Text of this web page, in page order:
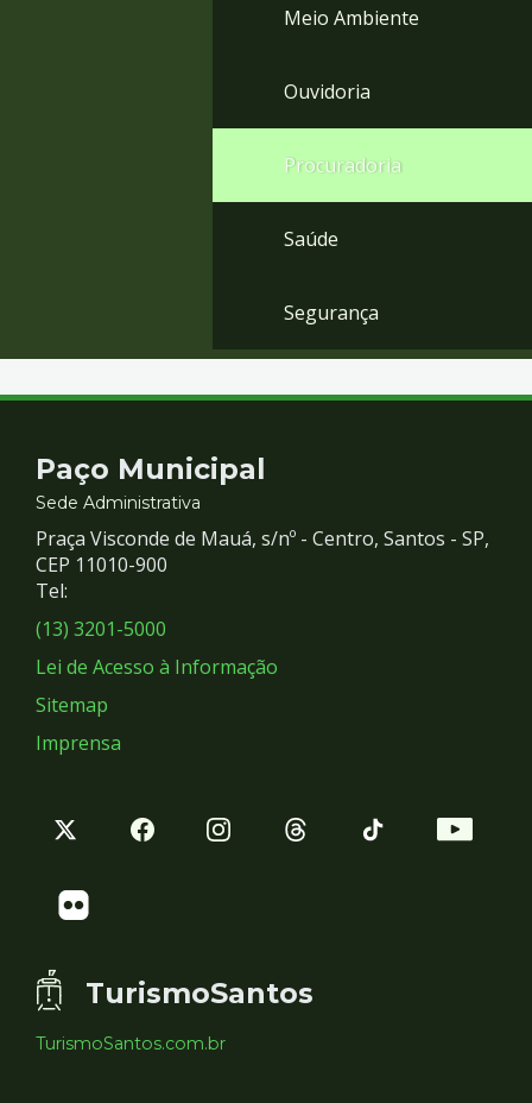
Meio Ambiente
Ouvidoria
Procuradoria
Saúde
Segurança
Contato
e
Redes
Sociais
Paço Municipal
Sede Administrativa
Praça Visconde de Mauá, s/nº - Centro, Santos - SP,
CEP 11010-900
Tel:
(13) 3201-5000
Lei de Acesso à Informação
Sitemap
Imprensa
TurismoSantos
TurismoSantos.com.br